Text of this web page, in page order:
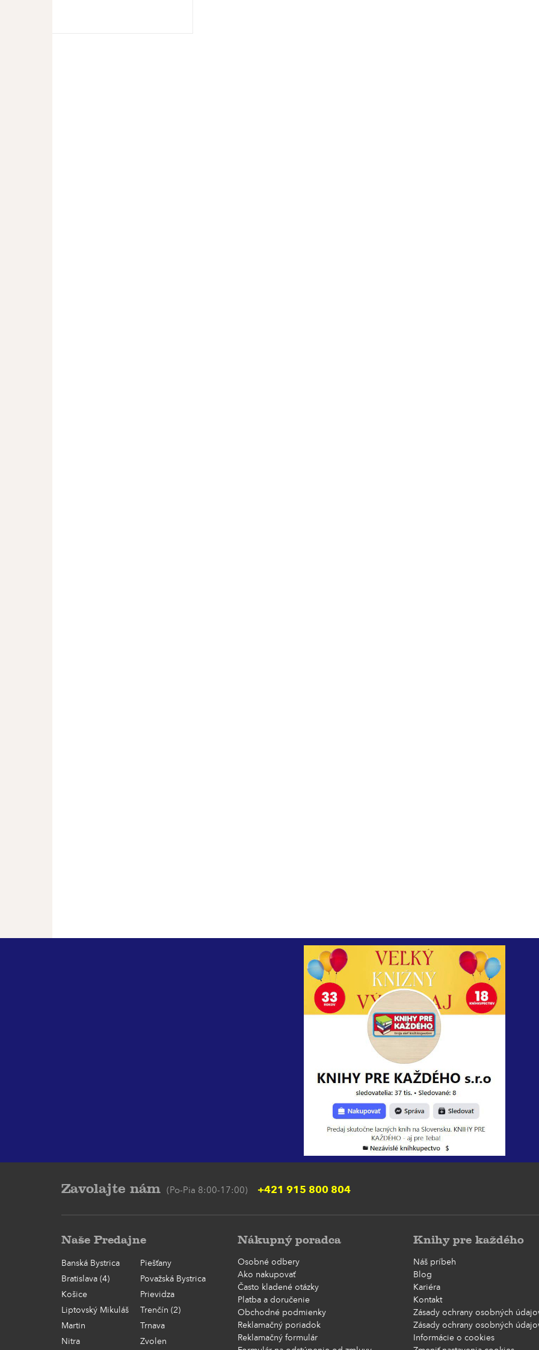
Zavolajte nám (Po-Pia 8:00-17:00) +421 915 800 804
Naše Predajne
Banská Bystrica
Piešťany
Bratislava (4)
Považská Bystrica
Košice
Prievidza
Liptovský Mikuláš
Trenčín (2)
Martin
Trnava
Nitra
Zvolen
Nákupný poradca
Osobné odbery
Ako nakupovať
Často kladené otázky
Platba a doručenie
Obchodné podmienky
Reklamačný poriadok
Reklamačný formulár
Knihy pre každého
Náš príbeh
Blog
Kariéra
Kontakt
Zásady ochrany osobných
Zásady ochrany osobných
Informácie o cookies